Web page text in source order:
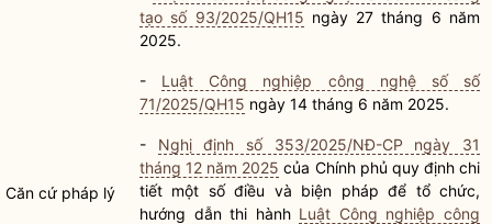
Căn cứ pháp lý
tạo số 93/2025/QH15 ngày 27 tháng 6 năm
2025.
- Luật Công nghiệp công nghệ số số
71/2025/QH15 ngày 14 tháng 6 năm 2025.
- Nghị định số 353/2025/NĐ-CP ngày 31
tháng 12 năm 2025 của Chính phủ quy định chi
tiết một số điều và biện pháp để tổ chức,
hướng dẫn thi hành Luật Công nghiệp công